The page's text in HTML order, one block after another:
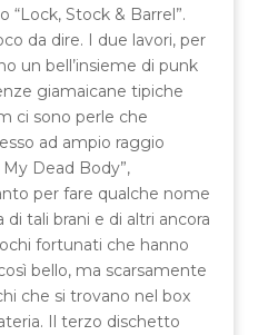
“Lock, Stock & Barrel”.
da dire. I due lavori, per
un bell’insieme di punk
giamaicane tipiche
ci sono perle che
ad ampio raggio
My Dead Body”,
per fare qualche nome
di tali brani e di altri ancora
fortunati che hanno
bello, ma scarsamente
che si trovano nel box
Il terzo dischetto